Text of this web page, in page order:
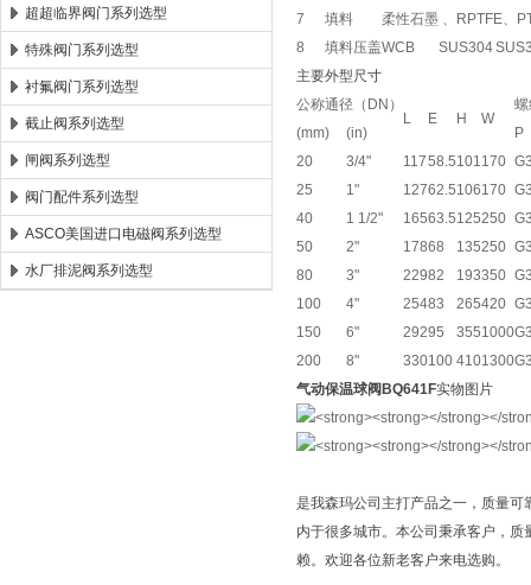
超超临界阀门系列选型
特殊阀门系列选型
衬氟阀门系列选型
截止阀系列选型
闸阀系列选型
阀门配件系列选型
ASCO美国进口电磁阀系列选型
水厂排泥阀系列选型
7
填料
柔性石墨 、RPTFE、
8
填料压盖WCB SUS304
主要外型尺寸
公称通径（DN）
L
E H W
(mm)
(in)
P
20
3/4" 11758.5101170
25
1" 12762.5106170
40
1 1/2" 16563.5125250
50
2" 17868 135250
80
3" 22982 193350
100
4" 25483 265420
150
6" 29295 3551000
200
8" 330100 4101300
气动保温球阀BQ641F实物图片
是我森玛公司主打产品之一，质量
内于很多城市。本公司秉承客户，
赖。欢迎各位新老客户来电选购。